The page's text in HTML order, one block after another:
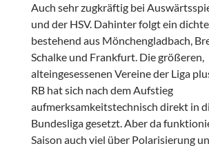
Auch sehr zugkräftig bei
und der HSV. Dahinter folgt ein
bestehend aus Mönchengladbach,
Schalke und Frankfurt. Die größeren,
alteingesessenen Vereine der Liga
RB hat sich nach dem Aufstieg
aufmerksamkeitstechnisch direkt in
Bundesliga gesetzt. Aber da
Saison auch viel über Polarisierung